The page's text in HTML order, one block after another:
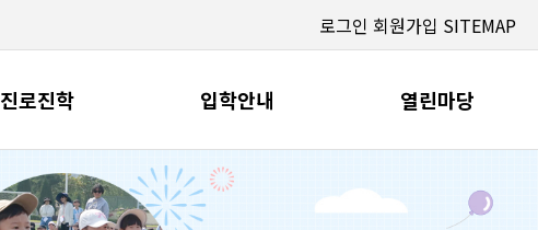
로그인 회원가입 SITEMAP
진로진학 입학안내 열린마당